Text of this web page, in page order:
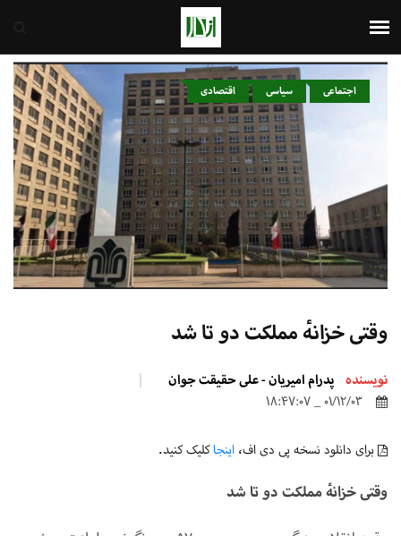
10th August 2026
اجتماعی سیاسی اقتصادی
وقتی خزانهٔ مملکت دو تا شد
نویسنده پدرام امیریان - علی حقیقت جوان
01/12/03 _ 18:47:07
برای دانلود نسخه پی دی اف، اینجاکلیک کنید.
وقتی خزانهٔ مملکت دو تا شد